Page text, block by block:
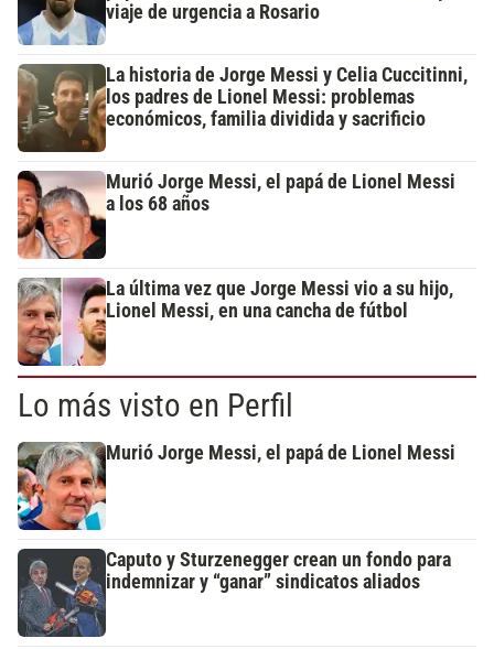
viaje de urgencia a Rosario
La historia de Jorge Messi y Celia Cuccitinni,
los padres de Lionel Messi: problemas
económicos, familia dividida y sacrificio
Murió Jorge Messi, el papá de Lionel Messi
a los 68 años
La última vez que Jorge Messi vio a su hijo,
Lionel Messi, en una cancha de fútbol
Lo más visto en Perfil
Murió Jorge Messi, el papá de Lionel Messi
Caputo y Sturzenegger crean un fondo para
indemnizar y “ganar” sindicatos aliados